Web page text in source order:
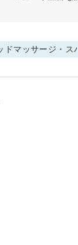
ドマッサージ・ス